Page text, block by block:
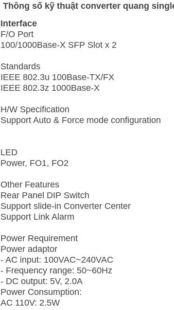
Thông số kỹ thuật converter quang
Interface
F/O Port
100/1000Base-X SFP Slot x 2
Standards
IEEE 802.3u 100Base-TX/FX
IEEE 802.3z 1000Base-X
H/W Specification
Support Auto & Force mode configuration
LED
Power, FO1, FO2
Other Features
Rear Panel DIP Switch
Support slide-in Converter Center
Support Link Alarm
Power Requirement
Power adaptor
- AC input: 100VAC~240VAC
- Frequency range: 50~60Hz
- DC output: 5V, 2.0A
Power Consumption:
AC 110V: 2.5W